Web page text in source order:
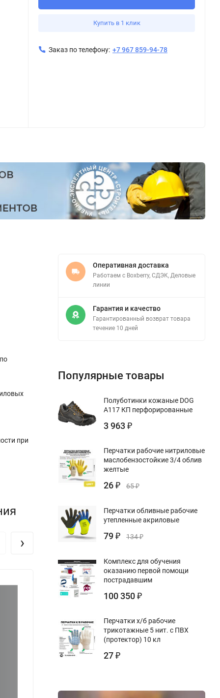
Купить в 1 клик
Заказ по телефону: +7 967 859-94-78
при
›
Оперативная доставка
Работаем с Boxberry, СДЭК, Деловые
линии
Гарантия и качество
Гарантированный возврат товара
течение 10 дней
Популярные товары
Полуботинки кожаные DOG
А117 КП перфорированные
3 963 ₽
Перчатки рабочие нитриловые
маслобензостойкие 3/4 облив
желтые
26 ₽ 65₽
Перчатки обливные рабочие
утепленные акриловые
79 ₽ 134₽
Комплекс для обучения
оказанию первой помощи
пострадавшим
100 350 ₽
Перчатки х/б рабочие
трикотажные 5 нит. с ПВХ
(протектор) 10 кл
27 ₽